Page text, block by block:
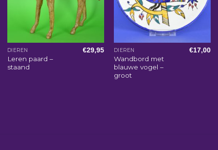
DIEREN
Leren paard –
staand
€29,95 DIEREN
Wandbord met
blauwe vogel –
groot
€17,00